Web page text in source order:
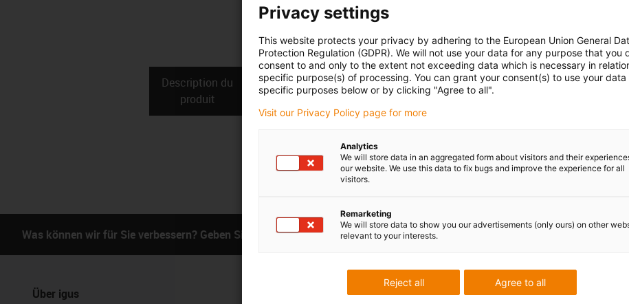
Description du
produit
Données
techniques
Téléchargements
Was können wir für Sie verbessern? Geben Sie uns Ihr Feedback. Lob & Kritik
Über igus Newsletter
Privacy settings
This website protects your privacy by adhering to the European Union General
Protection Regulation (GDPR). We will not use your data for any purpose that you
consent to and only to the extent not exceeding data which is necessary in
specific purpose(s) of processing. You can grant your consent(s) to use your data
specific purposes below or by clicking "Agree to all".
Visit our Privacy Policy page for more
Analytics
We will store data in an aggregated form about visitors and their
our website. We use this data to fix bugs and improve the experience for all
visitors.
Remarketing
We will store data to show you our advertisements (only ours) on other
relevant to your interests.
Agree to all
Reject all